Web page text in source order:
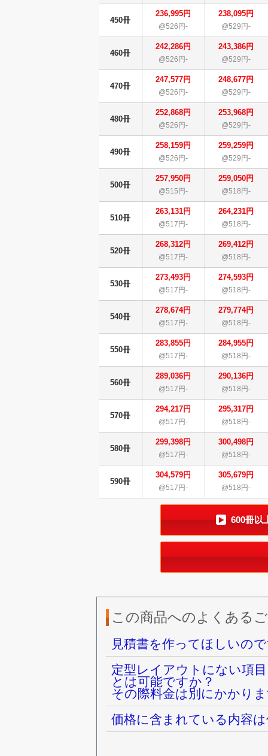
450冊
236,995円
@526円-
238,095円
@529円-
460冊
242,286円
@526円-
243,386円
@529円-
470冊
247,577円
@526円-
248,677円
@529円-
480冊
252,868円
@526円-
253,968円
@529円-
490冊
258,159円
@526円-
259,259円
@529円-
500冊
257,950円
@515円-
259,050円
@518円-
510冊
263,131円
@517円-
264,231円
@518円-
520冊
268,312円
@517円-
269,412円
@518円-
530冊
273,493円
@517円-
274,593円
@518円-
540冊
278,674円
@517円-
279,774円
@518円-
550冊
283,855円
@517円-
284,955円
@518円-
560冊
289,036円
@517円-
290,136円
@518円-
570冊
294,217円
@517円-
295,317円
@518円-
580冊
299,398円
@517円-
300,498円
@518円-
590冊
304,579円
@517円-
305,679円
@518円-
600冊以
この商品へのよくある
見積書を作ってほしいの
定型レイアウトにない項
とは可能ですか？
その際料金は別にかかり
価格に含まれている内容